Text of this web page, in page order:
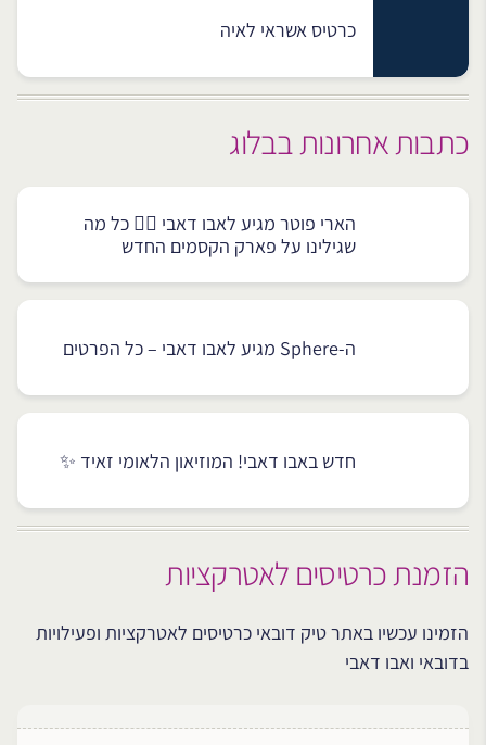
כרטיס אשראי לאיה
כתבות אחרונות בבלוג
הארי פוטר מגיע לאבו דאבי 🧙‍♂️ כל מה
שגילינו על פארק הקסמים החדש
ה-Sphere מגיע לאבו דאבי – כל הפרטים
חדש באבו דאבי! המוזיאון הלאומי זאיד ✨
הזמנת כרטיסים לאטרקציות
הזמינו עכשיו באתר טיק דובאי כרטיסים לאטרקציות ופעילויות
בדובאי ואבו דאבי